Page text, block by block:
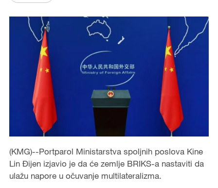
(KMG)--Portparol Ministarstva spoljnih poslova Kine
Lin Đijen izjavio je da će zemlje BRIKS-a nastaviti da
ulažu napore u očuvanje multilateralizma.